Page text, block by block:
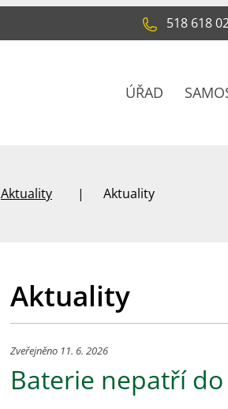
518 618
ÚŘAD
Aktuality Aktuality
Aktuality
Zveřejněno 11. 6. 2026
Baterie nepatří